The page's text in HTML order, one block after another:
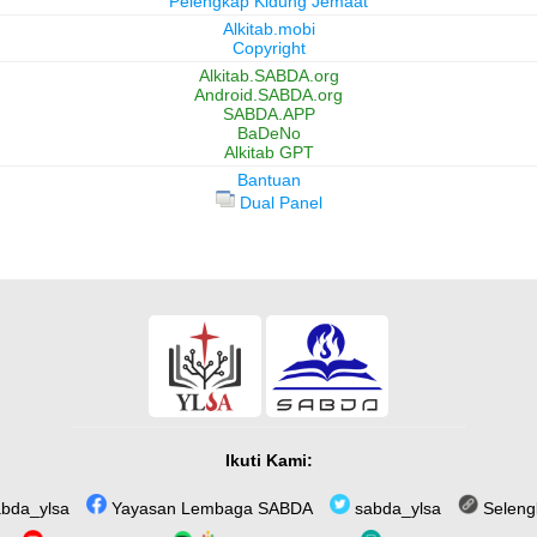
Alkitab.mobi
Copyright
Alkitab.SABDA.org
Android.SABDA.org
SABDA.APP
BaDeNo
Alkitab GPT
Bantuan
Dual Panel
Ikuti Kami:
Yayasan Lembaga SABDA sabda_ylsa